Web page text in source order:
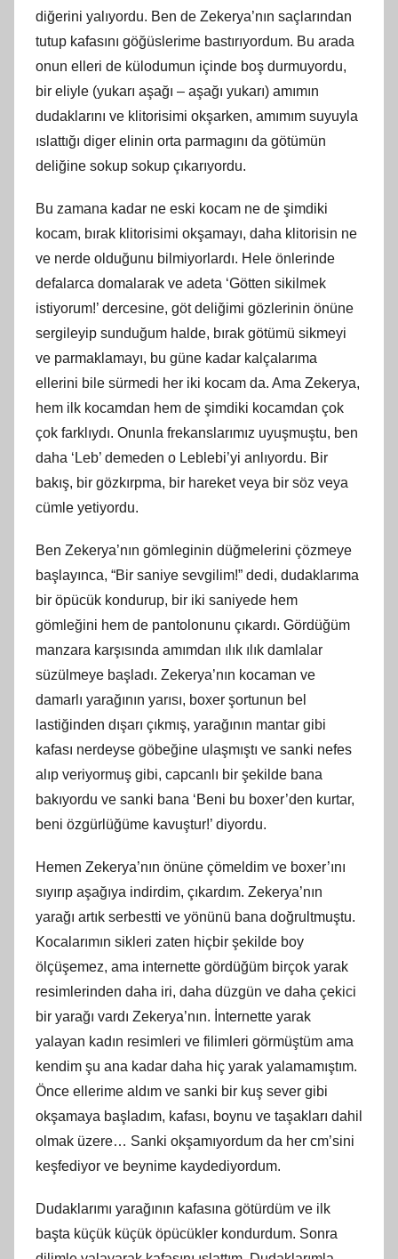
diğerini yalıyordu. Ben de Zekerya’nın saçlarından
tutup kafasını göğüslerime bastırıyordum. Bu arada
onun elleri de külodumun içinde boş durmuyordu,
bir eliyle (yukarı aşağı – aşağı yukarı) amımın
dudaklarını ve klitorisimi okşarken, amımım suyuyla
ıslattığı diger elinin orta parmagını da götümün
deliğine sokup sokup çıkarıyordu.
Bu zamana kadar ne eski kocam ne de şimdiki
kocam, bırak klitorisimi okşamayı, daha klitorisin ne
ve nerde olduğunu bilmiyorlardı. Hele önlerinde
defalarca domalarak ve adeta ‘Götten sikilmek
istiyorum!’ dercesine, göt deliğimi gözlerinin önüne
sergileyip sunduğum halde, bırak götümü sikmeyi
ve parmaklamayı, bu güne kadar kalçalarıma
ellerini bile sürmedi her iki kocam da. Ama Zekerya,
hem ilk kocamdan hem de şimdiki kocamdan çok
çok farklıydı. Onunla frekanslarımız uyuşmuştu, ben
daha ‘Leb’ demeden o Leblebi’yi anlıyordu. Bir
bakış, bir gözkırpma, bir hareket veya bir söz veya
cümle yetiyordu.
Ben Zekerya’nın gömleginin düğmelerini çözmeye
başlayınca, “Bir saniye sevgilim!” dedi, dudaklarıma
bir öpücük kondurup, bir iki saniyede hem
gömleğini hem de pantolonunu çıkardı. Gördüğüm
manzara karşısında amımdan ılık ılık damlalar
süzülmeye başladı. Zekerya’nın kocaman ve
damarlı yarağının yarısı, boxer şortunun bel
lastiğinden dışarı çıkmış, yarağının mantar gibi
kafası nerdeyse göbeğine ulaşmıştı ve sanki nefes
alıp veriyormuş gibi, capcanlı bir şekilde bana
bakıyordu ve sanki bana ‘Beni bu boxer’den kurtar,
beni özgürlüğüme kavuştur!’ diyordu.
Hemen Zekerya’nın önüne çömeldim ve boxer’ını
sıyırıp aşağıya indirdim, çıkardım. Zekerya’nın
yarağı artık serbestti ve yönünü bana doğrultmuştu.
Kocalarımın sikleri zaten hiçbir şekilde boy
ölçüşemez, ama internette gördüğüm birçok yarak
resimlerinden daha iri, daha düzgün ve daha çekici
bir yarağı vardı Zekerya’nın. İnternette yarak
yalayan kadın resimleri ve filimleri görmüştüm ama
kendim şu ana kadar daha hiç yarak yalamamıştım.
Önce ellerime aldım ve sanki bir kuş sever gibi
okşamaya başladım, kafası, boynu ve taşakları dahil
olmak üzere… Sanki okşamıyordum da her cm’sini
keşfediyor ve beynime kaydediyordum.
Dudaklarımı yarağının kafasına götürdüm ve ilk
başta küçük küçük öpücükler kondurdum. Sonra